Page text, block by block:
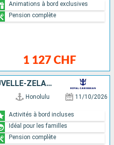
1 127 CHF
Animations à bord exclusives
Pension complète
ÉTATS-UNIS, FRANCE, NOUVELLE-ZÉLANDE, AUSTRALIE
Honolulu 11/10/2026
Activités à bord incluses
Idéal pour les familles
Pension complète